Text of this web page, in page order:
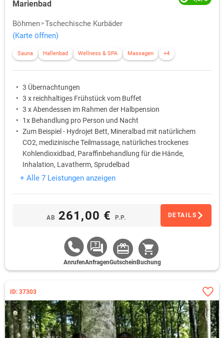
Marienbad
Böhmen Tschechische Kurbäder
(Karte öffnen)
Sauna Hallenbad Wellness & SPA Massagen +4
3 Übernachtungen
3 x reichhaltiges Frühstück vom Buffet
3 x Abendessen im Rahmen der Halbpension
1x Behandlung pro Person und Nacht
Zum Beispiel - Hydrojet Bett, Mineralbad mit natürlichem
CO2, medizinische Teilmassage, natürliches trockenes
Kohlendioxidbad, Paraffinbehandlung für die Hände,
Inhalation, Lavatherm, Sprudelbad
Eintritt ins Schwimmbad mit Whirlpool und Sauna
+ Alle 7 Leistungen anzeigen
AB 261,00 € P.P. DETAILS
AnrufenAnfragenGutschein Buchung
ID: 37303